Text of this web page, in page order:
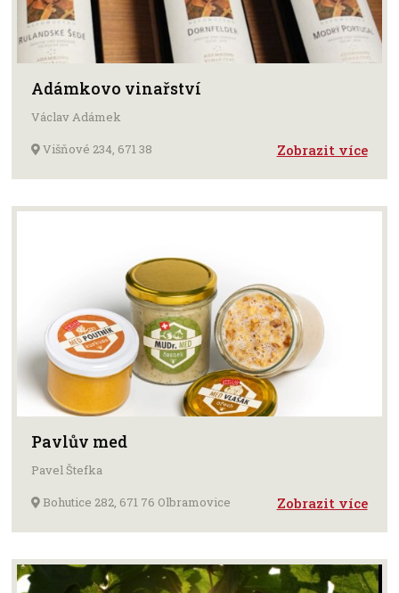
Adámkovo vinařství
Václav Adámek
Višňové 234, 671 38
Zobrazit více
Pavlův med
Pavel Štefka
Bohutice 282, 671 76 Olbramovice
Zobrazit více